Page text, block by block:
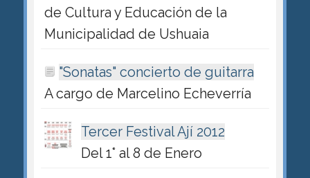
de Cultura y Educación de la
Municipalidad de Ushuaia
"Sonatas" concierto de guitarra
A cargo de Marcelino Echeverría
Tercer Festival Ají 2012
Del 1° al 8 de Enero